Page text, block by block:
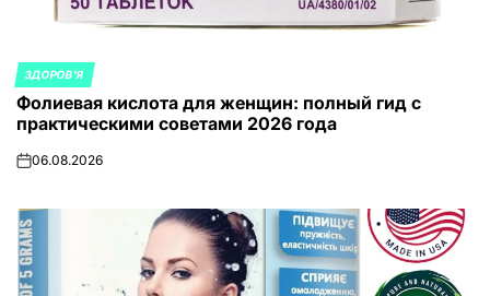
ОПУБЛИКОВАНО
В
ЗДОРОВ'Я
Фолиевая кислота для женщин: полный гид с
практическими советами 2026 года
on06.08.2026